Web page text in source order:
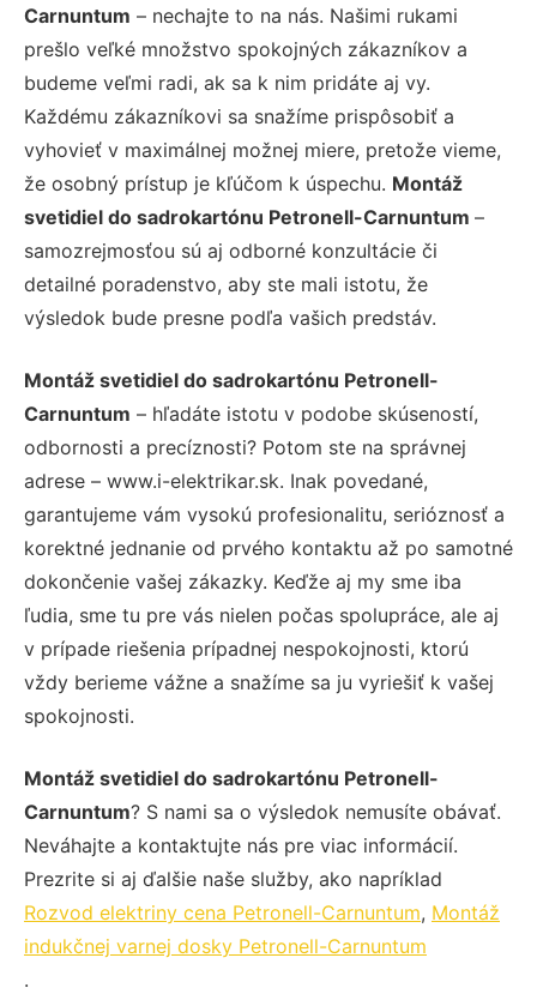
Carnuntum – nechajte to na nás. Našimi rukami
prešlo veľké množstvo spokojných zákazníkov a
budeme veľmi radi, ak sa k nim pridáte aj vy.
Každému zákazníkovi sa snažíme prispôsobiť a
vyhovieť v maximálnej možnej miere, pretože vieme,
že osobný prístup je kľúčom k úspechu. Montáž
svetidiel do sadrokartónu Petronell-Carnuntum –
samozrejmosťou sú aj odborné konzultácie či
detailné poradenstvo, aby ste mali istotu, že
výsledok bude presne podľa vašich predstáv.
Montáž svetidiel do sadrokartónu Petronell-
Carnuntum – hľadáte istotu v podobe skúseností,
odbornosti a precíznosti? Potom ste na správnej
adrese – www.i-elektrikar.sk. Inak povedané,
garantujeme vám vysokú profesionalitu, serióznosť a
korektné jednanie od prvého kontaktu až po samotné
dokončenie vašej zákazky. Keďže aj my sme iba
ľudia, sme tu pre vás nielen počas spolupráce, ale aj
v prípade riešenia prípadnej nespokojnosti, ktorú
vždy berieme vážne a snažíme sa ju vyriešiť k vašej
spokojnosti.
Montáž svetidiel do sadrokartónu Petronell-
Carnuntum? S nami sa o výsledok nemusíte obávať.
Neváhajte a kontaktujte nás pre viac informácií.
Prezrite si aj ďalšie naše služby, ako napríklad
Rozvod elektriny cena Petronell-Carnuntum, Montáž
indukčnej varnej dosky Petronell-Carnuntum
.